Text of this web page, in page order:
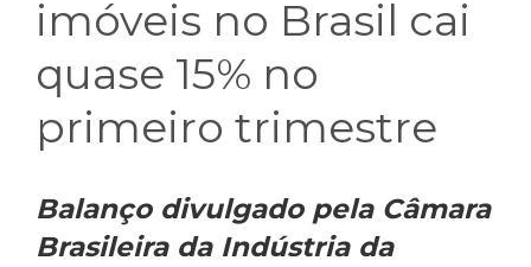
imóveis no Brasil cai
quase 15% no
primeiro trimestre
Balanço divulgado pela Câmara
Brasileira da Indústria da